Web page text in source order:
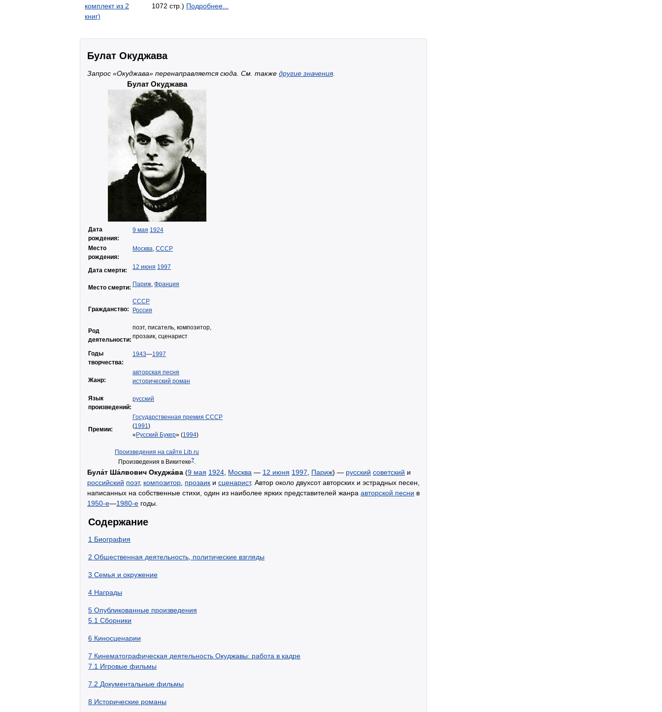
комплект из 2
книг)
1072 стр.) Подробнее...
Булат Окуджава
Запрос «Окуджава» перенаправляется сюда. Cм. также другие значения.
Булат Окуджава
Дата
рождения:
9 мая 1924
Место
рождения:
Москва, СССР
Дата смерти: 12 июня 1997
Место смерти: Париж, Франция
Гражданство:
СССР
Россия
Род
деятельности:
поэт, писатель, композитор,
прозаик, сценарист
Годы
творчества:
1943—1997
Жанр:
авторская песня
исторический роман
Язык
произведений:
русский
Премии:
Государственная премия СССР
(1991)
« Русский Букер» (1994)
Произведения на сайте Lib.ru
Произведения в Викитеке?.
Була́т Ша́лвович Окуджа́ва (9 мая 1924 Москва — 12 июня 1997 Париж) — русский советский и
российский поэт, композитор прозаик и сценарист. Автор около двухсот авторских и эстрадных песен,
написанных на собственные стихи, один из наиболее ярких представителей жанра авторской песни в
1950-е—1980-е годы.
Содержание
1 Биография
2 Общественная деятельность, политические взгляды
3 Семья и окружение
4 Награды
5 Опубликованные произведения
5.1 Сборники
6 Киносценарии
7 Кинематографическая деятельность Окуджавы: работа в кадре
7.1 Игровые фильмы
7.2 Документальные фильмы
8 Исторические романы